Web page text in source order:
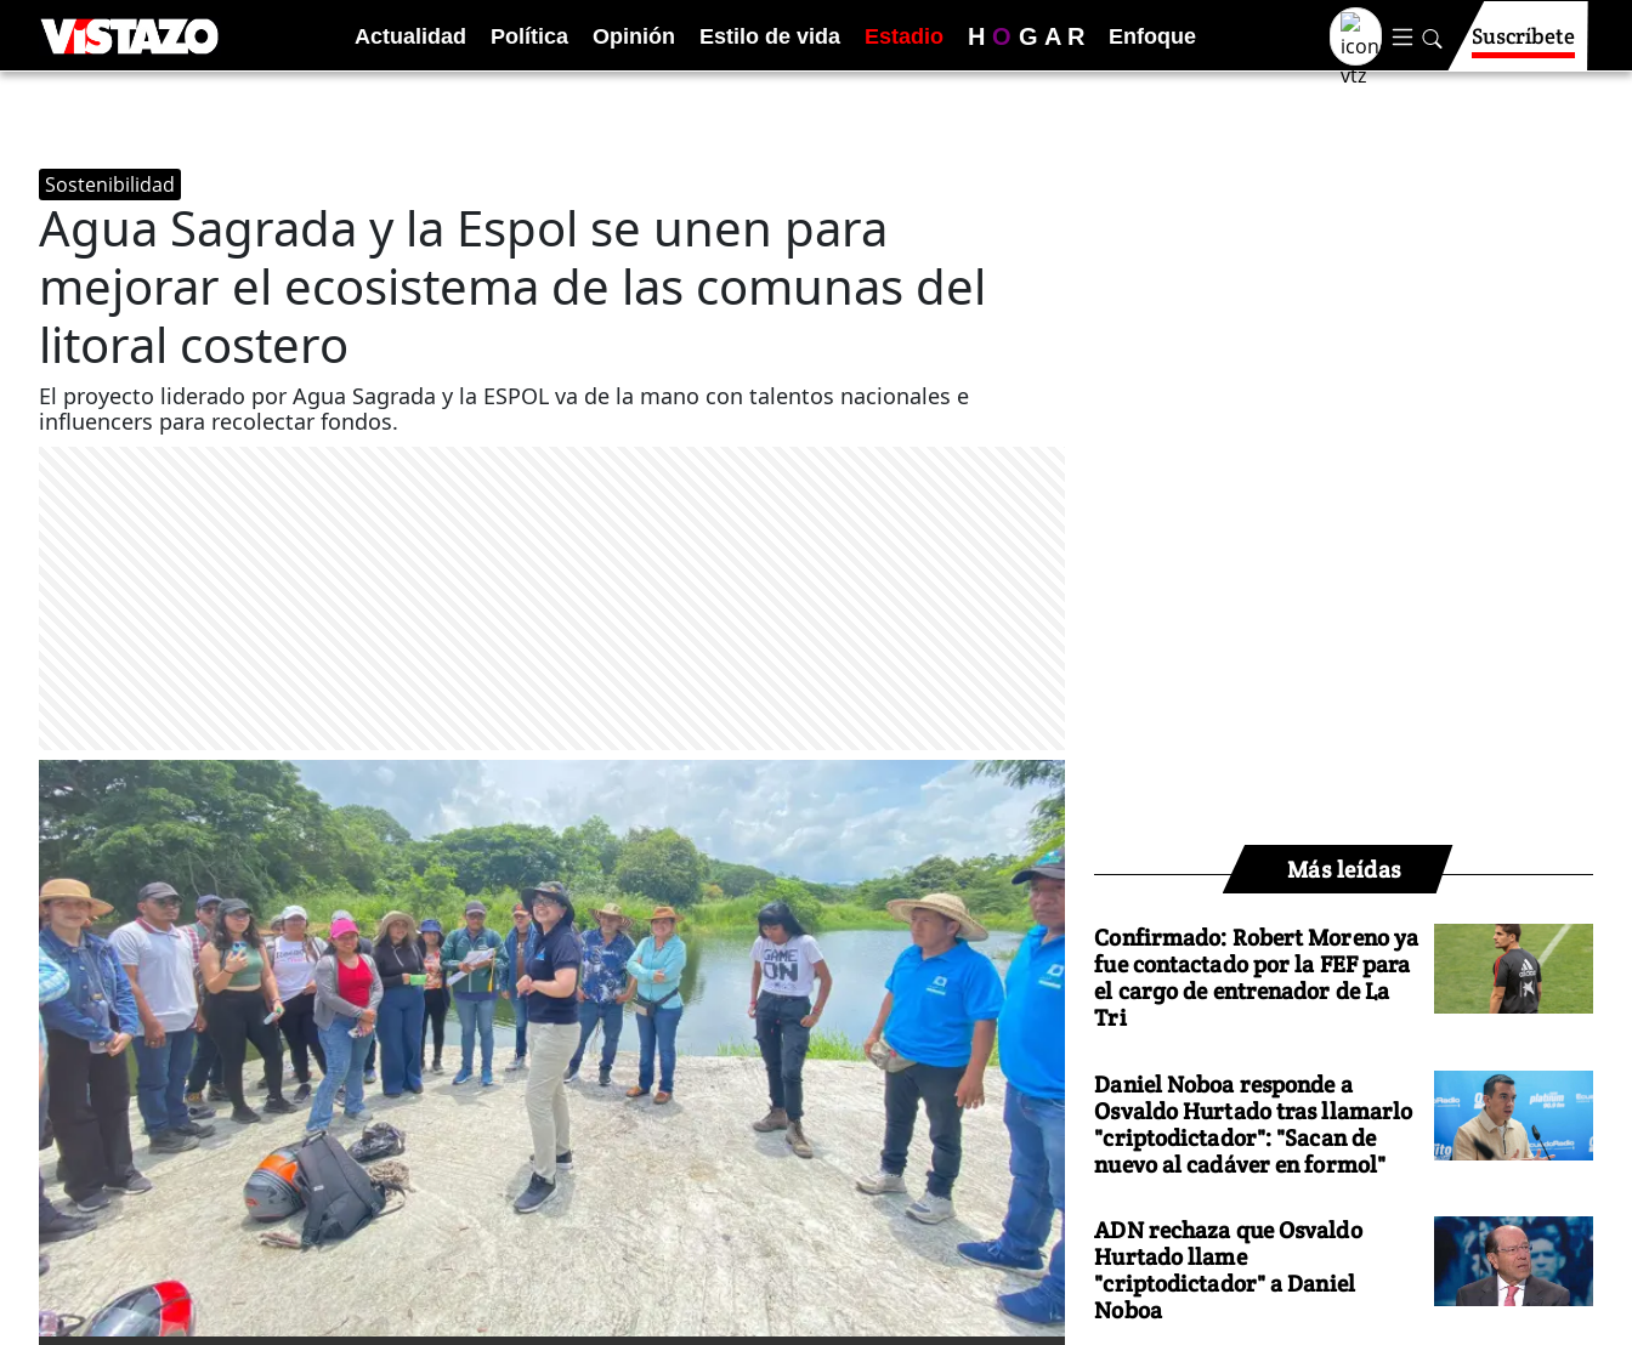
Actualidad Política Opinión Estilo de vida Estadio H O G A R Enfoque Suscríbete
Sostenibilidad
Agua Sagrada y la Espol se unen para
mejorar el ecosistema de las comunas del
litoral costero
El proyecto liderado por Agua Sagrada y la ESPOL va de la mano con talentos nacionales e
influencers para recolectar fondos.
Más leídas
Confirmado: Robert Moreno ya
fue contactado por la FEF para
el cargo de entrenador de La
Tri
Daniel Noboa responde a
Osvaldo Hurtado tras llamarlo
"criptodictador": "Sacan de
nuevo al cadáver en formol"
ADN rechaza que Osvaldo
Hurtado llame
"criptodictador" a Daniel
Noboa